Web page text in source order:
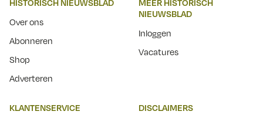
HISTORISCH NIEUWSBLAD
Over ons
Abonneren
Shop
Adverteren
MEER HISTORISCH
NIEUWSBLAD
Inloggen
Vacatures
KLANTENSERVICE DISCLAIMERS